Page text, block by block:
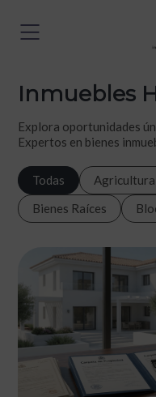
Inmuebles
Explora oportunidades
Expertos en bienes
Todas Agricultura
Bienes Raíces